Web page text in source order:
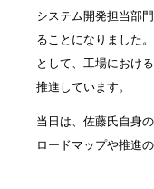
システム開発担当部
ることになりました
として、工場におけ
推進しています。
当日は、佐藤氏自身
ロードマップや推進